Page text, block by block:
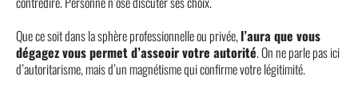
Que ce soit dans la sphère professionnelle ou privée,l’aura que vous
dégagez vous permet d’asseoir votre autorité. On ne parle pas ici
d’autoritarisme, mais d’un magnétisme qui confirme votre légitimité.